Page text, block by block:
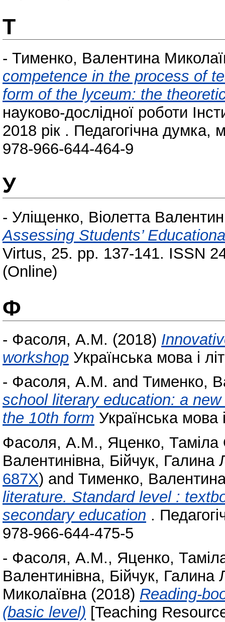
Т
- Тименко, Валентина
competence in the process of
form of the lyceum: the
науково-дослідної роботи
2018 рік . Педагогічна
978-966-644-464-9
У
- Уліщенко, Віолетта
Assessing Students’
Virtus, 25. pp. 137-141. ISSN
(Online)
Ф
- Фасоля, А.М. (2018)
workshop Українська мова і
- Фасоля, А.М. and Тименко,
school literary education: a
the 10th form Українська мова
Фасоля, А.М., Яценко, Таміла
Валентинівна, Бійчук, Галина
687X) and Тименко,
literature. Standard level :
secondary education .
978-966-644-475-5
- Фасоля, А.М., Яценко,
Валентинівна, Бійчук, Галина
Миколаївна(2018) Reading-
(basic level) [Teaching